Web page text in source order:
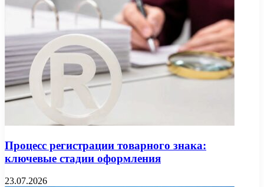
Процесс регистрации товарного знака:
ключевые стадии оформления
23.07.2026